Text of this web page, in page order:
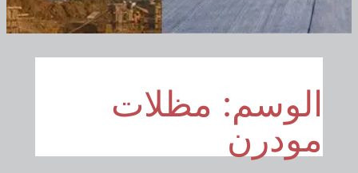
الوسم: مظلات
مودرن